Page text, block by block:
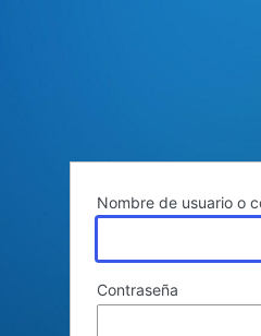
Nombre de usuario o
Contraseña